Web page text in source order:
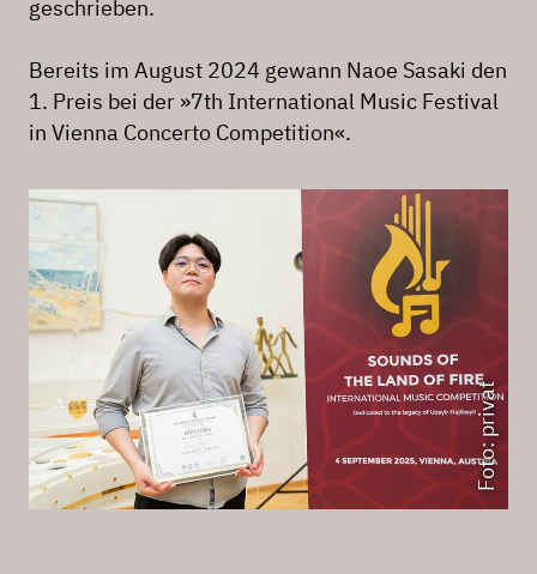
geschrieben.
Bereits im August 2024 gewann Naoe Sasaki den
1. Preis bei der »7th International Music Festival
in Vienna Concerto Competition«.
Foto: privat